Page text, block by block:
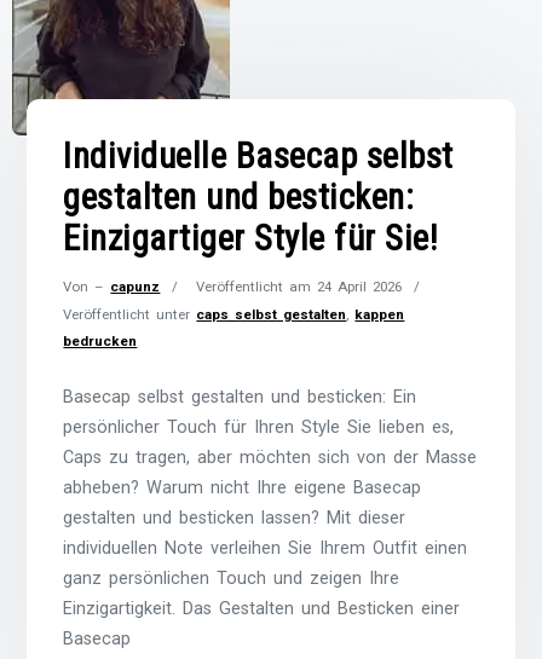
Individuelle Basecap selbst
gestalten und besticken:
Einzigartiger Style für Sie!
Von – capunz Veröffentlicht am 24 April 2026
Veröffentlicht unter caps selbst gestalten
kappen
bedrucken
Basecap selbst gestalten und besticken: Ein
persönlicher Touch für Ihren Style Sie lieben es,
Caps zu tragen, aber möchten sich von der Masse
abheben? Warum nicht Ihre eigene Basecap
gestalten und besticken lassen? Mit dieser
individuellen Note verleihen Sie Ihrem Outfit einen
ganz persönlichen Touch und zeigen Ihre
Einzigartigkeit. Das Gestalten und Besticken einer
Basecap